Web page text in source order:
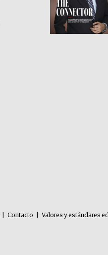
Contacto Valores y estándares